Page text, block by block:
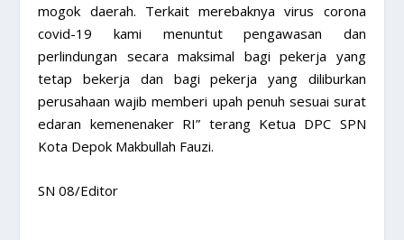
mogok daerah. Terkait merebaknya virus corona
covid-19 kami menuntut pengawasan dan
perlindungan secara maksimal bagi pekerja yang
tetap bekerja dan bagi pekerja yang diliburkan
perusahaan wajib memberi upah penuh sesuai surat
edaran kemenenaker RI” terang Ketua DPC SPN
Kota Depok Makbullah Fauzi.
SN 08/Editor